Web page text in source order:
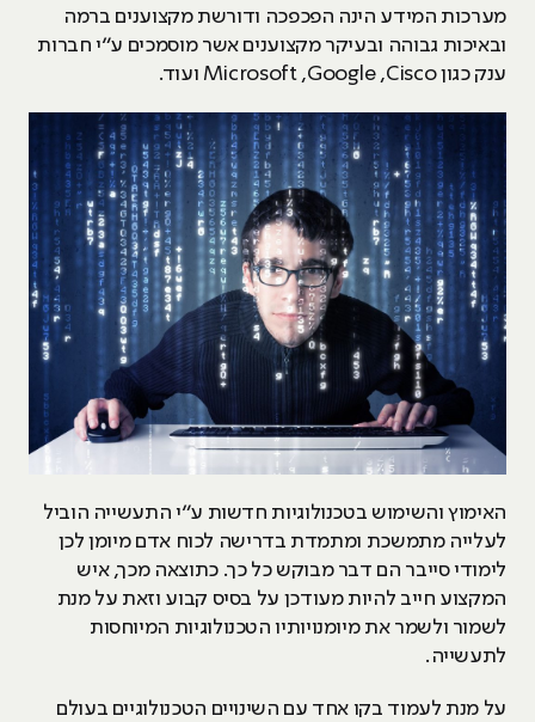
מערכות המידע הינה הפכפכה ודורשת מקצוענים ברמה
ובאיכות גבוהה ובעיקר מקצוענים אשר מוסמכים ע“י חברות
ענק כגון Microsoft ,Google ,Cisco ועוד.
האימוץ והשימוש בטכנולוגיות חדשות ע“י התעשייה הוביל
לעלייה מתמשכת ומתמדת בדרישה לכוח אדם מיומן לכן
לימודי סייבר הם דבר מבוקש כל כך. כתוצאה מכך, איש
המקצוע חייב להיות מעודכן על בסיס קבוע וזאת על מנת
לשמור ולשמר את מיומנויותיו הטכנולוגיות המיוחסות
לתעשייה.
על מנת לעמוד בקו אחד עם השינויים הטכנולוגיים בעולם